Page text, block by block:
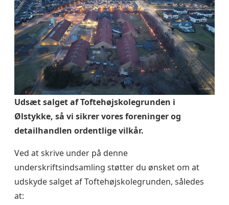
Udsæt salget af Toftehøjskolegrunden i
Ølstykke, så vi sikrer vores foreninger og
detailhandlen ordentlige vilkår.
Ved at skrive under på denne
underskriftsindsamling støtter du ønsket om at
udskyde salget af Toftehøjskolegrunden, således
at: